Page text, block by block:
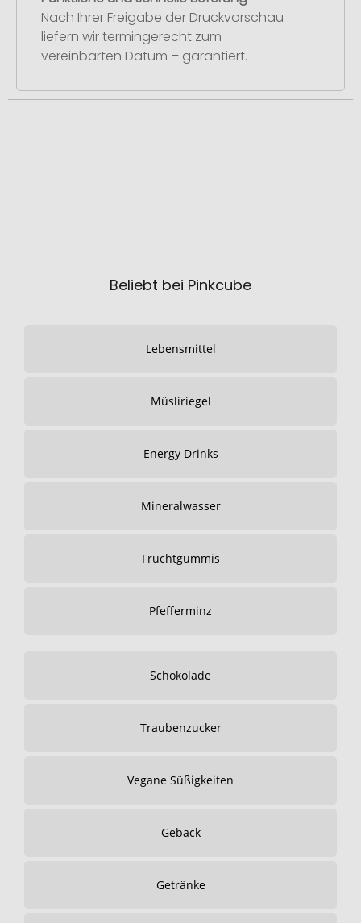
Nach Ihrer Freigabe der Druckvorschau
liefern wir termingerecht zum
vereinbarten Datum – garantiert.
Beliebt bei Pinkcube
Lebensmittel
Müsliriegel
Energy Drinks
Mineralwasser
Fruchtgummis
Pfefferminz
Schokolade
Traubenzucker
Vegane Süßigkeiten
Gebäck
Getränke